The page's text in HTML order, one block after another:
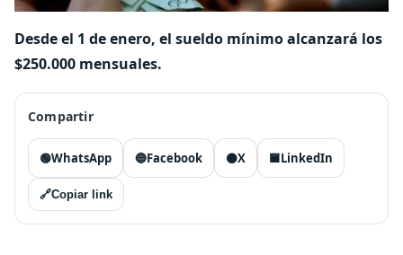
Desde el 1 de enero, el sueldo mínimo alcanzará los
$250.000 mensuales.
Compartir
🟢WhatsApp 🔵Facebook ⚫X 🟦LinkedIn
🔗Copiar link